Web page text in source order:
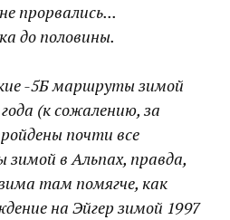
прорвались...
до половины.
-5Б маршруты зимой
(к сожалению, за
почти все
в Альпах, правда,
там помягче, как
на Эйгер зимой 1997